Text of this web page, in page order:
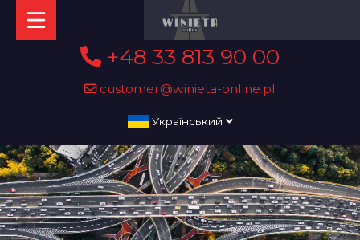
+48 33 813 90 00
customer@winieta-online.pl
Український